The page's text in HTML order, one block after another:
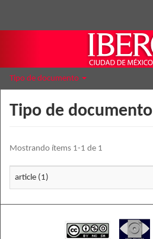
Tipo de documento
Tipo de documento
Mostrando ítems 1-1 de 1
article (1)